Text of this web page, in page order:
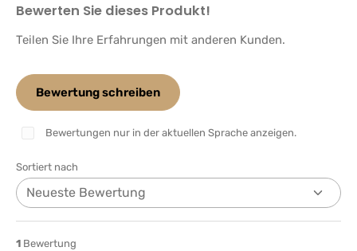
Bewerten Sie dieses Produkt!
Teilen Sie Ihre Erfahrungen mit anderen Kunden.
Bewertung schreiben
Bewertungen nur in der aktuellen Sprache anzeigen.
Sortiert nach
1 Bewertung